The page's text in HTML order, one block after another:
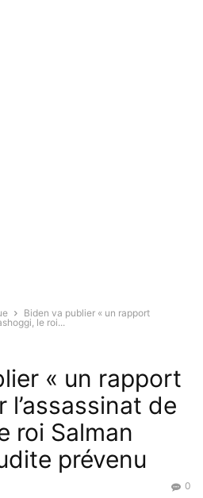
Biden va publier « un rapport
le roi...
« un rapport
l’assassinat de
roi Salman
prévenu
0